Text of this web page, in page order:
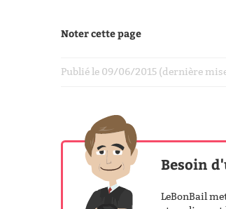
Noter cette page
Publié le 09/06/2015 (dernière
Besoin
LeBonBail